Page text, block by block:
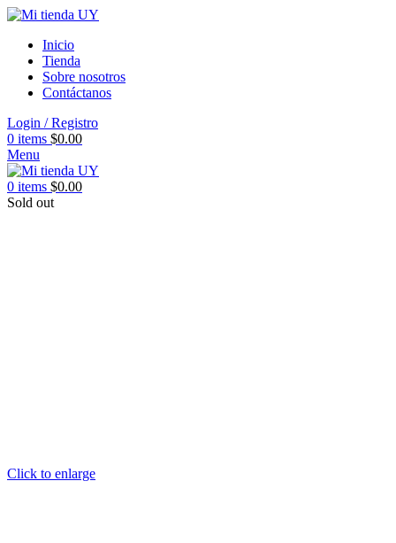
Inicio
Tienda
Sobre nosotros
Contáctanos
Login / Registro
0 items $0.00
Menu
0 items $0.00
Sold out
Click to enlarge